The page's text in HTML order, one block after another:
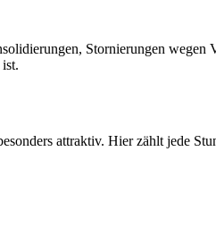
Stornierungen wegen
attraktiv. Hier zählt jede